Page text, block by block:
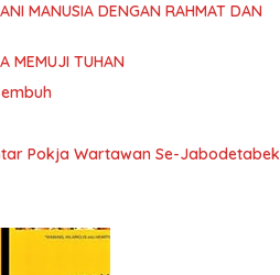
MANUSIA DENGAN RAHMAT DAN
MEMUJI TUHAN
Pokja Wartawan Se-Jabodetabek